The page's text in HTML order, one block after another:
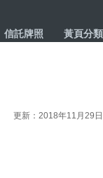
信託牌照 黃頁分類
更新：2018年11月29日